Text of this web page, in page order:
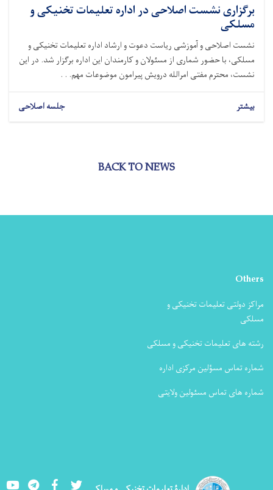
برگزاری نشست اصلاحی در اداره تعلیمات تخنیکی و
مسلکی
نشست اصلاحی و آموزشی ریاست دعوت و ارشاد اداره تعلیمات تخنیکی و
مسلکی، با حضور شماری از مسئولان و کارمندان این اداره برگزار شد. در این
نشست، محترم مفتی امرالله درویش پیرامون موضوعات مهم. . .
بیشتر جلسه اصلاحی
BACK TO NEWS
Others
مراکز دولتی تعلیمات تخنیکی و
مسلکی
رشته های تعلیمات تخنیکی و مسلکی
شماره تماس مسؤلین مرکزی اداره
شماره های تماس مسئولین ولایتی
YoutubeLinkedInFacebook Twitter